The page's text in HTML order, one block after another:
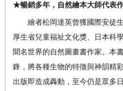
★暢銷多年，自然繪本大師代表作
繪者松岡達英曾獲國際安徒生
厚生省兒童福祉文化獎、日本科
聞名世界的自然圖畫書作家。本
鋒，將各種生物的特徵與神韻精
出版即造成轟動，至今仍是眾多